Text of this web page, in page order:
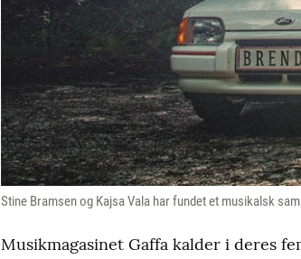
Stine Bramsen og Kajsa Vala har fundet et musikalsk
Musikmagasinet Gaffa kalder i deres